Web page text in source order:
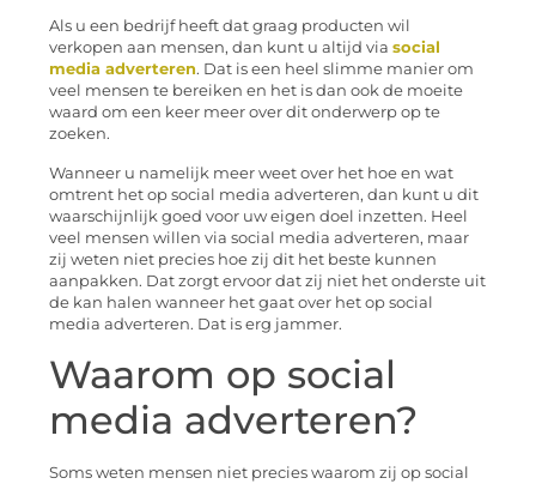
Als u een bedrijf heeft dat graag producten wil
verkopen aan mensen, dan kunt u altijd via social
media adverteren. Dat is een heel slimme manier om
veel mensen te bereiken en het is dan ook de moeite
waard om een keer meer over dit onderwerp op te
zoeken.
Wanneer u namelijk meer weet over het hoe en wat
omtrent het op social media adverteren, dan kunt u dit
waarschijnlijk goed voor uw eigen doel inzetten. Heel
veel mensen willen via social media adverteren, maar
zij weten niet precies hoe zij dit het beste kunnen
aanpakken. Dat zorgt ervoor dat zij niet het onderste uit
de kan halen wanneer het gaat over het op social
media adverteren. Dat is erg jammer.
Waarom op social
media adverteren?
Soms weten mensen niet precies waarom zij op social